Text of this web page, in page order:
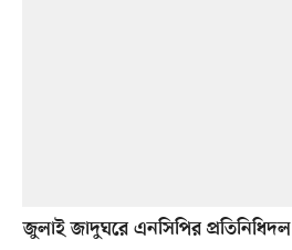
জুলাই জাদুঘরে এনসিপির প্রতিনিধিদল